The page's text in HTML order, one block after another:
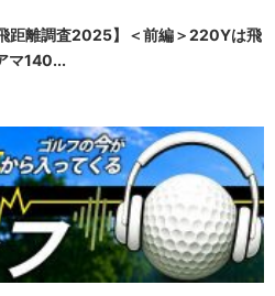
距離調査2025】＜前編＞220Yは飛
マ140...